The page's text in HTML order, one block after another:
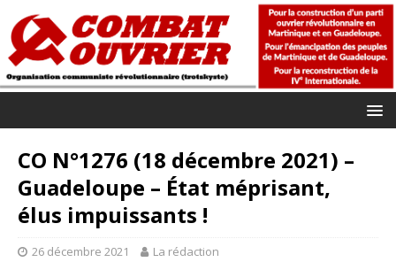
CO N°1276 (18 décembre 2021) –
Guadeloupe – État méprisant,
élus impuissants !
26 décembre 2021 La rédaction